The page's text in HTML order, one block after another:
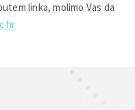
linka, molimo Vas da